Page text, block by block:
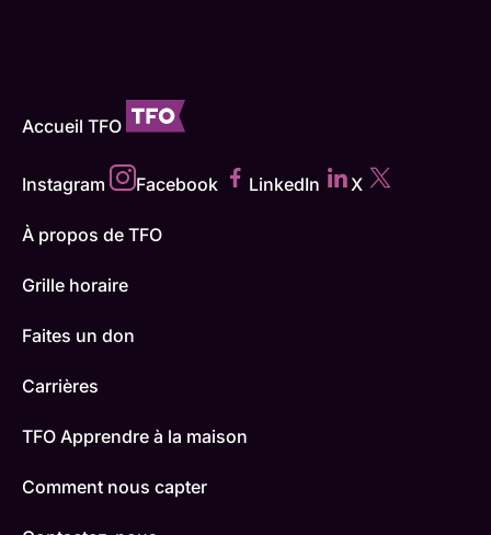
Accueil TFO
Instagram Facebook LinkedIn X
À propos de TFO
Grille horaire
Faites un don
Carrières
TFO Apprendre à la maison
Comment nous capter